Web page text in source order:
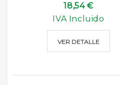
18,54 €
IVA Incluido
VER DETALLE